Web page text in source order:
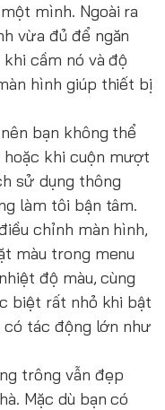
mình. Ngoài ra
vừa đủ để ngăn
cầm nó và độ
hình giúp thiết bị
bạn không thể
khi cuộn mượt
sử dụng thông
làm tôi bận tâm.
chỉnh màn hình,
màu trong menu
độ màu, cùng
biệt rất nhỏ khi bật
tác động lớn như
trông vẫn đẹp
Mặc dù bạn có